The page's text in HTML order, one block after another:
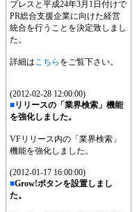
プレスと平成24年3月1日付けで
PR総合支援企業に向けた経営
統合を行うことを決定致しまし
た。
詳細はこちら をご覧下さい。
(2012-02-28 12:00:00)
■リリースの「業界検索」機能
を強化しました。
VFリリース内の「業界検索」
機能を強化しました。
(2012-01-17 16:00:00)
■Grow!ボタンを設置しまし
た。